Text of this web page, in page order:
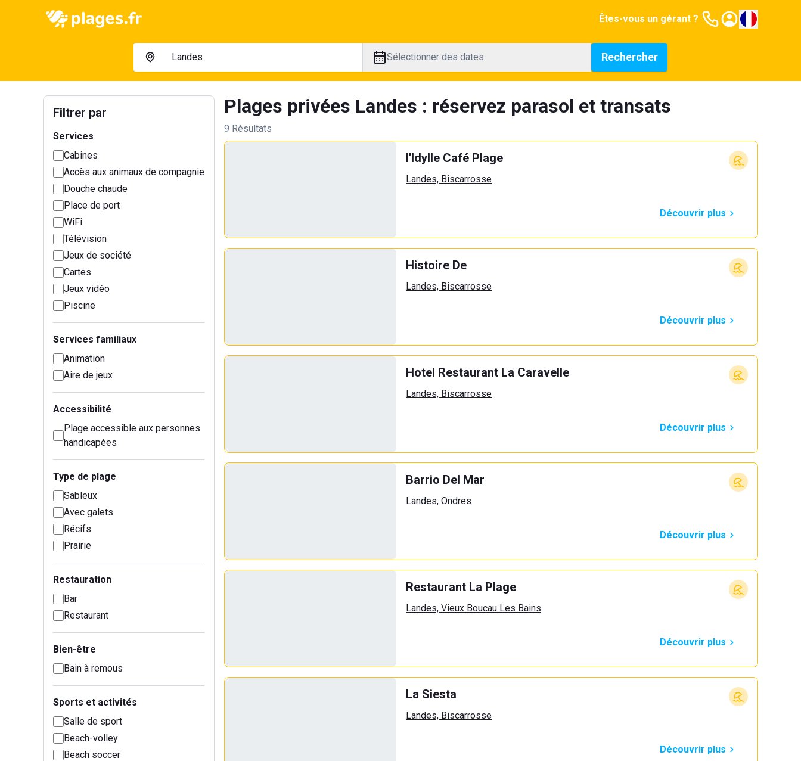
Êtes-vous un gérant ?
Sélectionner des dates Rechercher
Filtrer par
Services
Cabines
Accès aux animaux de compagnie
Douche chaude
Place de port
WiFi
Télévision
Jeux de société
Cartes
Jeux vidéo
Piscine
Services familiaux
Animation
Aire de jeux
Accessibilité
Plage accessible aux personnes
handicapées
Type de plage
Sableux
Avec galets
Récifs
Prairie
Restauration
Bar
Restaurant
Bien-être
Bain à remous
Sports et activités
Salle de sport
Beach-volley
Beach soccer
Plages privées Landes : réservez parasol et transats
9 Résultats
l'Idylle Café Plage
Landes, Biscarrosse
Découvrir plus
Histoire De
Landes, Biscarrosse
Découvrir plus
Hotel Restaurant La Caravelle
Landes, Biscarrosse
Découvrir plus
Barrio Del Mar
Landes, Ondres
Découvrir plus
Restaurant La Plage
Landes, Vieux Boucau Les Bains
Découvrir plus
La Siesta
Landes, Biscarrosse
Découvrir plus